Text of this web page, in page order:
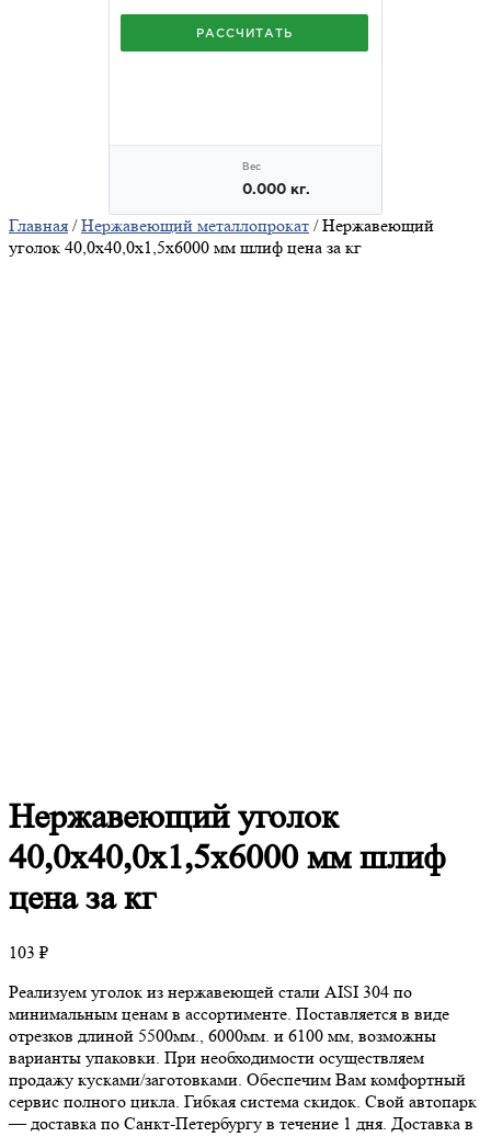
Главная /Нержавеющий металлопрокат / Нержавеющий
уголок 40,0х40,0х1,5х6000 мм шлиф цена за кг
Нержавеющийуголок
40,0х40,0х1,5х6000 мм шлиф
цена за кг
103 ₽
Реализуем уголок из нержавеющей стали AISI 304 по
минимальным ценам в ассортименте. Поставляется в виде
отрезков длиной 5500мм., 6000мм. и 6100 мм, возможны
варианты упаковки. При необходимости осуществляем
продажу кусками/заготовками. Обеспечим Вам комфортный
сервис полного цикла. Гибкая система скидок. Свой автопарк
— доставка по Санкт-Петербургу в течение 1 дня. Доставка в